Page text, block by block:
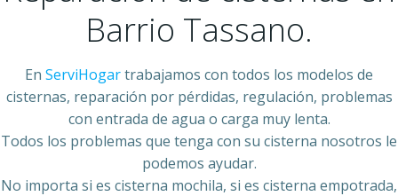
Barrio Tassano.
En ServiHogartrabajamos con todos los modelos de
cisternas, reparación por pérdidas, regulación, problemas
con entrada de agua o carga muy lenta.
Todos los problemas que tenga con su cisterna nosotros le
podemos ayudar.
No importa si es cisterna mochila, si es cisterna empotrada,